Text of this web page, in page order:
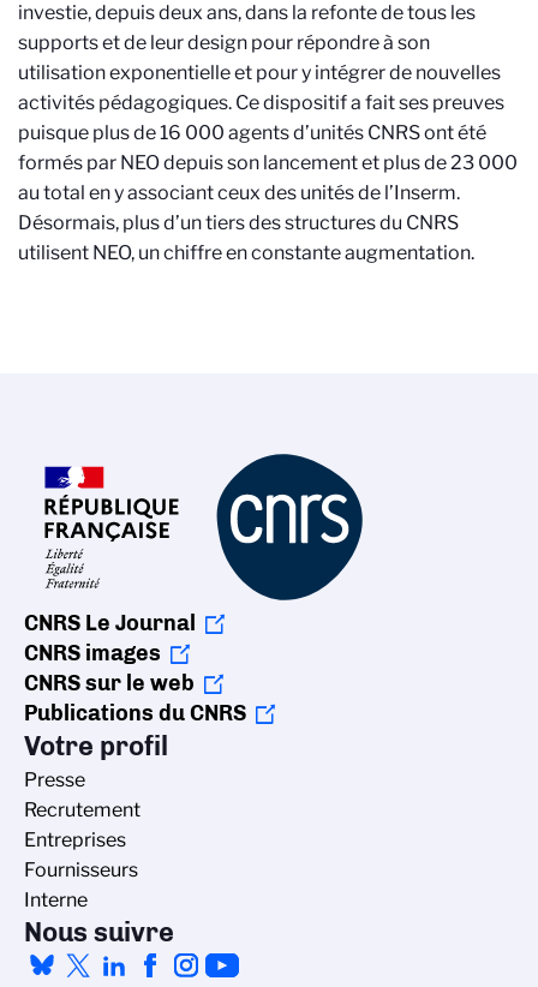
investie, depuis deux ans, dans la refonte de tous les
supports et de leur design pour répondre à son
utilisation exponentielle et pour y intégrer de nouvelles
activités pédagogiques. Ce dispositif a fait ses preuves
puisque plus de 16 000 agents d’unités CNRS ont été
formés par NEO depuis son lancement et plus de 23 000
au total en y associant ceux des unités de l’Inserm.
Désormais, plus d’un tiers des structures du CNRS
utilisent NEO, un chiffre en constante augmentation.
CNRS Le Journal
CNRS images
CNRS sur le web
Publications du CNRS
Votre profil
Presse
Recrutement
Entreprises
Fournisseurs
Interne
Nous suivre